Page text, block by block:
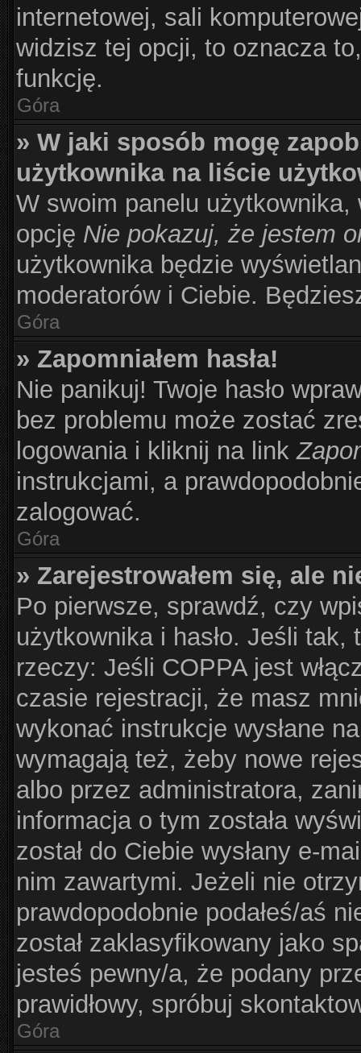
internetowej, sali
widzisz tej opcji, to oznacza
funkcję.
Góra
» W jaki sposób mogę
użytkownika na liście
W swoim panelu użytkownika,
opcję Nie pokazuj, że jestem
użytkownika będzie
moderatorów i Ciebie.
Góra
» Zapomniałem hasła!
Nie panikuj! Twoje hasło
bez problemu może zostać
logowania i kliknij na link
instrukcjami, a
zalogować.
Góra
» Zarejestrowałem się, ale
Po pierwsze, sprawdź, czy
użytkownika i hasło. Jeśli tak,
rzeczy: Jeśli COPPA jest
czasie rejestracji, że masz
wykonać instrukcje wysłane
wymagają też, żeby nowe
albo przez administratora,
informacja o tym została
został do Ciebie wysłany e-
nim zawartymi. Jeżeli nie
prawdopodobnie podałeś/aś
został zaklasyfikowany jako
jesteś pewny/a, że podany
prawidłowy, spróbuj
Góra